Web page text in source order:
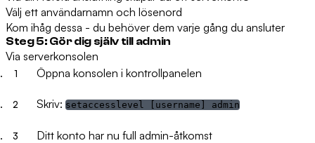
Välj ett användarnamn och lösenord
Kom ihåg dessa - du behöver dem varje gång du ansluter
Steg 5: Gör dig själv till admin
Via serverkonsolen
Öppna konsolen i kontrollpanelen
Skriv: setaccesslevel [username] admin
Ditt konto har nu full admin-åtkomst